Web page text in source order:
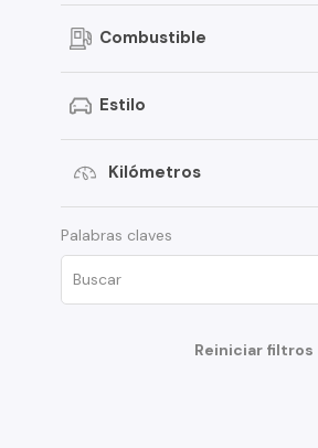
Transit Van
Expedition
Maverick
Edge
Fusion
Combustible
Estilo
Kilómetros
Palabras claves
Reiniciar filtros